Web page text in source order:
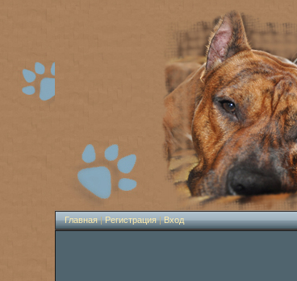
Главная|Регистрация|Вход